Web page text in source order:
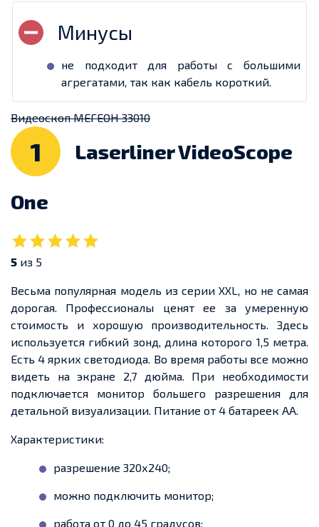
не подходит для работы с большими
агрегатами, так как кабель короткий.
Видеоскоп МЕГЕОН 33010
1 Laserliner VideoScope
One
5 из 5
Весьма популярная модель из серии XXL, но не самая
дорогая. Профессионалы ценят ее за умеренную
стоимость и хорошую производительность. Здесь
используется гибкий зонд, длина которого 1,5 метра.
Есть 4 ярких светодиода. Во время работы все можно
видеть на экране 2,7 дюйма. При необходимости
подключается монитор большего разрешения для
детальной визуализации. Питание от 4 батареек AA.
Характеристики:
разрешение 320х240;
можно подключить монитор;
работа от 0 до 45 градусов;